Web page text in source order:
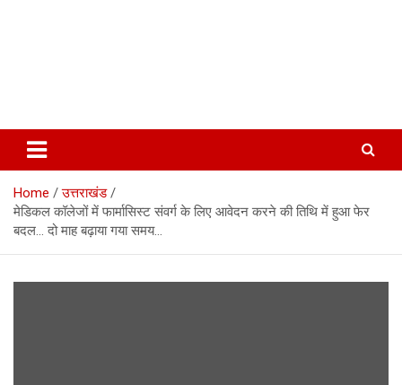
Home
उत्तराखंड
मेडिकल कॉलेजों में फार्मासिस्ट संवर्ग के लिए आवेदन करने की तिथि में हुआ फेर
बदल… दो माह बढ़ाया गया समय…